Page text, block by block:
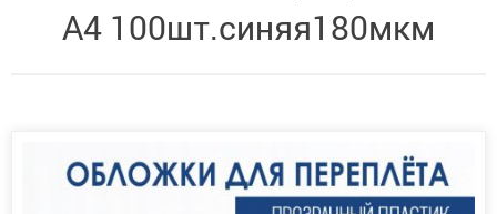
А4 100шт.синяя180мкм